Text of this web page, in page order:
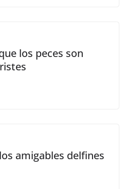
los peces son
amigables delfines